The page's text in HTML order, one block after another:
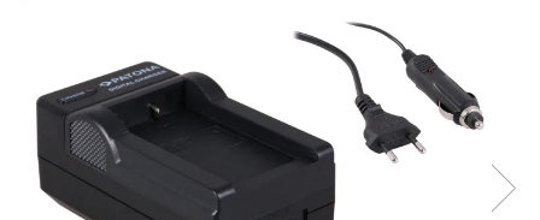
Telefoane mobile
Aspiratoare
Diverse
Adaptoare
Boxe portabile